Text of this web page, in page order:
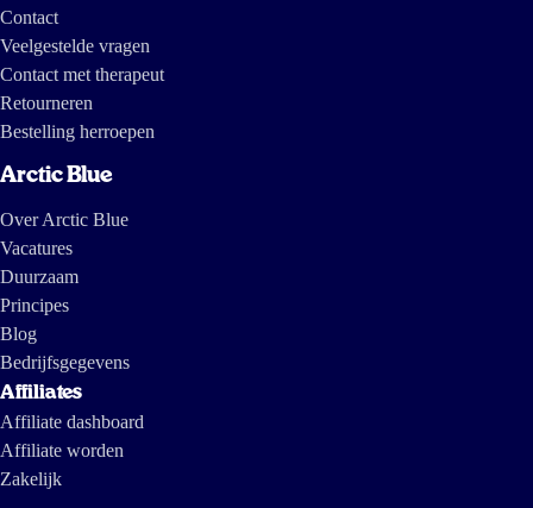
Contact
Veelgestelde vragen
Contact met therapeut
Retourneren
Bestelling herroepen
Arctic Blue
Over Arctic Blue
Vacatures
Duurzaam
Principes
Blog
Bedrijfsgegevens
Affiliates
Affiliate dashboard
Affiliate worden
Zakelijk